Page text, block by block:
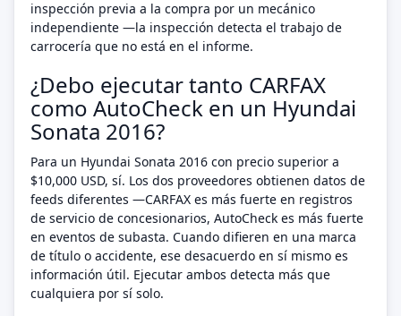
inspección previa a la compra por un mecánico
independiente —la inspección detecta el trabajo de
carrocería que no está en el informe.
¿Debo ejecutar tanto CARFAX
como AutoCheck en un Hyundai
Sonata 2016?
Para un Hyundai Sonata 2016 con precio superior a
$10,000 USD, sí. Los dos proveedores obtienen datos de
feeds diferentes —CARFAX es más fuerte en registros
de servicio de concesionarios, AutoCheck es más fuerte
en eventos de subasta. Cuando difieren en una marca
de título o accidente, ese desacuerdo en sí mismo es
información útil. Ejecutar ambos detecta más que
cualquiera por sí solo.